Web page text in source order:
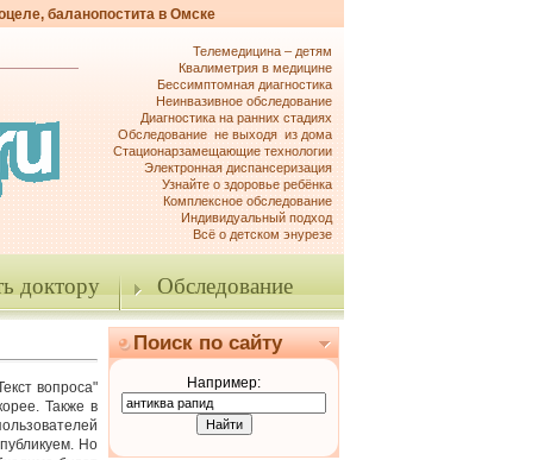
баланопостита в Омске
Телемедицина – детям
Квалиметрия в медицине
Бессимптомная диагностика
Неинвазивное обследование
Диагностика на ранних стадиях
Обследование не выходя из дома
Стационарзамещающие технологии
Электронная диспансеризация
Узнайте о здоровье ребёнка
Комплексное обследование
Индивидуальный подход
Всё о детском энурезе
доктору Обследование
вопроса"
Также в
Но
Поиск по сайту
Например: